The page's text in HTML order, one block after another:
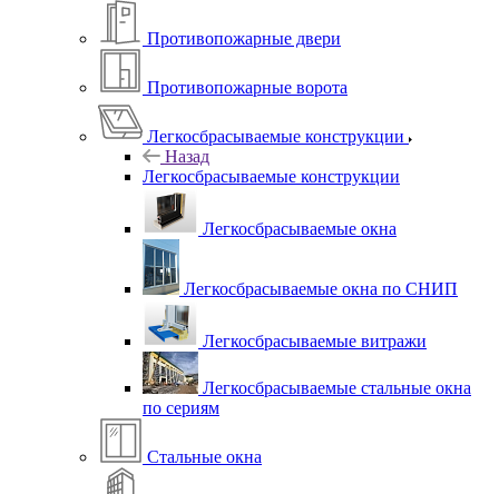
Противопожарные двери
Противопожарные ворота
Легкосбрасываемые конструкции
Назад
Легкосбрасываемые конструкции
Легкосбрасываемые окна
Легкосбрасываемые окна по СНИП
Легкосбрасываемые витражи
Легкосбрасываемые стальные окна
по сериям
Стальные окна